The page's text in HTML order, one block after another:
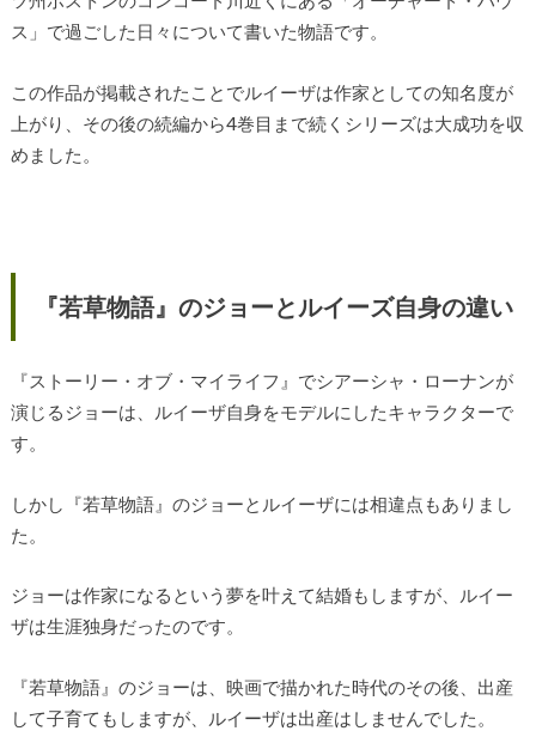
ス」で過ごした日々について書いた物語です。
この作品が掲載されたことでルイーザは作家としての知名度が
上がり、その後の続編から4巻目まで続くシリーズは大成功を収
めました。
『若草物語』のジョーとルイーズ自身の違い
『ストーリー・オブ・マイライフ』でシアーシャ・ローナンが
演じるジョーは、ルイーザ自身をモデルにしたキャラクターで
す。
しかし『若草物語』のジョーとルイーザには相違点もありまし
た。
ジョーは作家になるという夢を叶えて結婚もしますが、ルイー
ザは生涯独身だったのです。
『若草物語』のジョーは、映画で描かれた時代のその後、出産
して子育てもしますが、ルイーザは出産はしませんでした。